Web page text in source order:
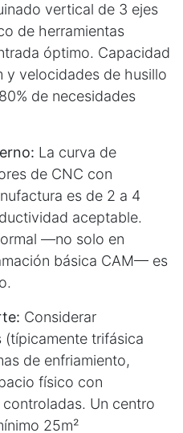
vertical de 3 ejes
de herramientas
óptimo. Capacidad
y velocidades de husillo
de necesidades
La curva de
de CNC con
es de 2 a 4
aceptable.
—no solo en
básica CAM— es
Considerar
(típicamente trifásica
de enfriamiento,
físico con
Un centro
25m²